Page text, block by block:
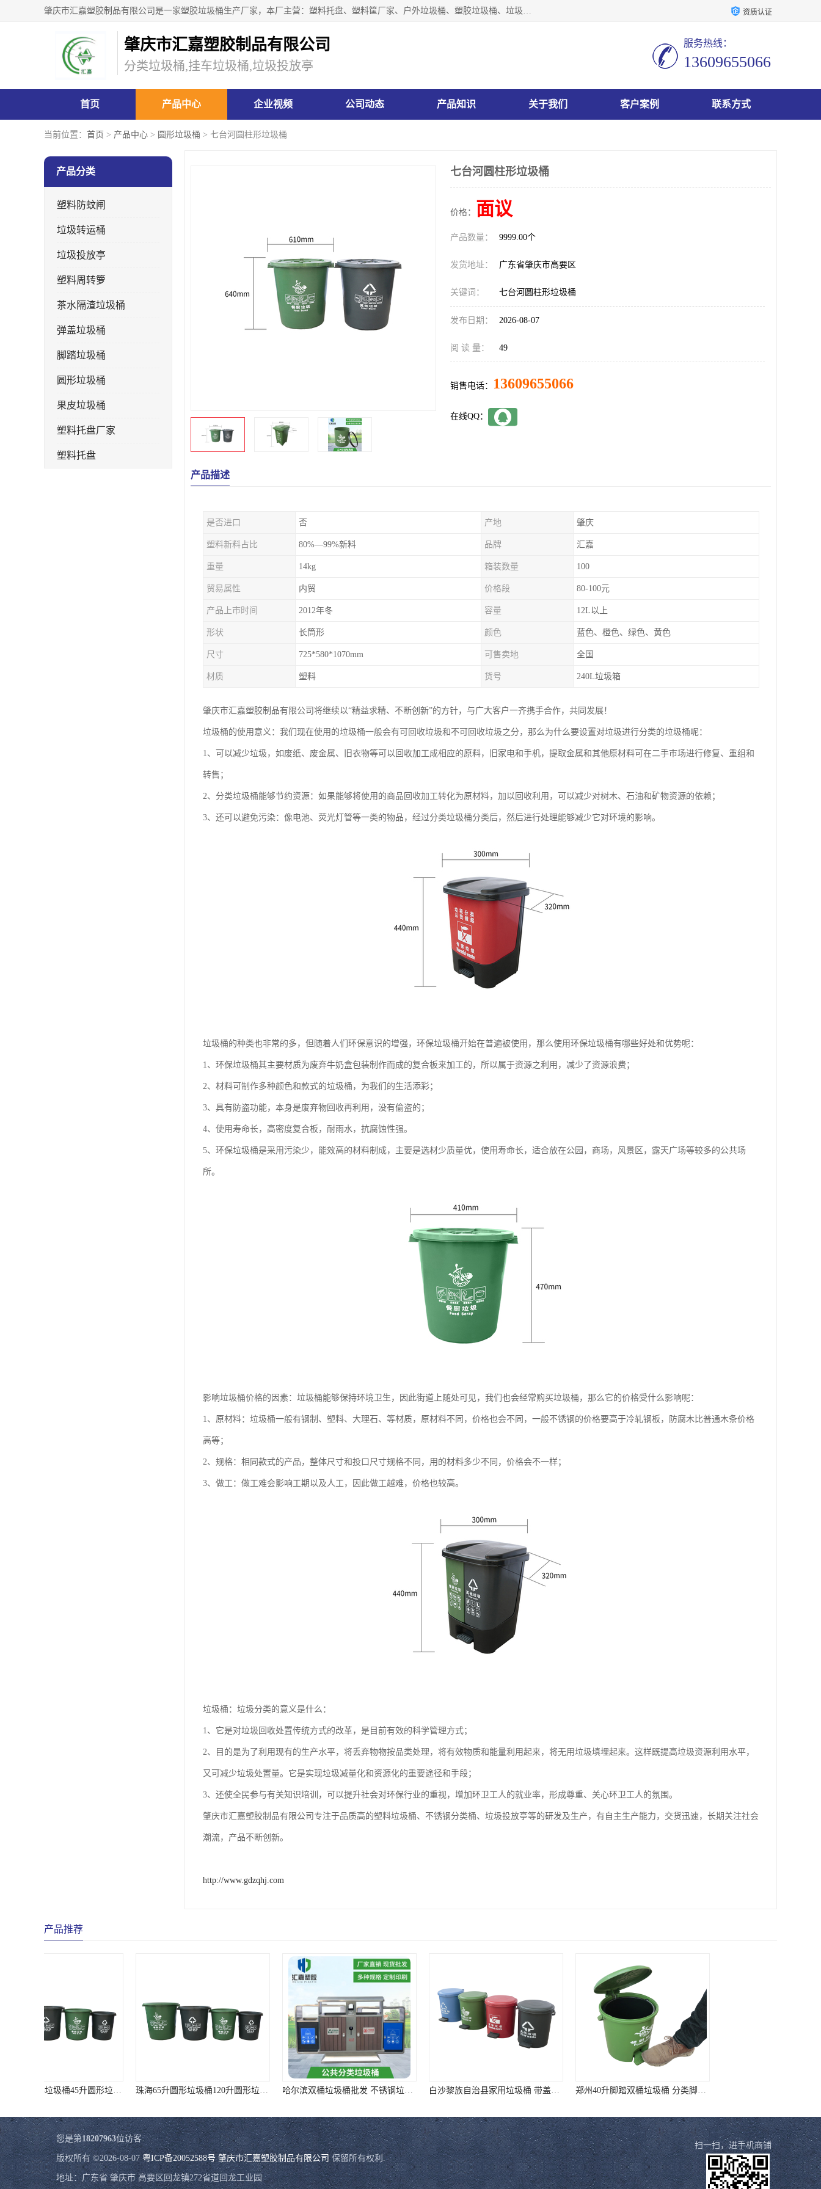
肇庆市汇嘉塑胶制品有限公司是一家塑胶垃圾桶生产厂家，本厂主营：塑料托盘、塑料筐厂家、户外垃圾桶、塑胶垃圾桶、垃圾桶等产品，深受广大客户的欢迎。公司拥有一支勇于、善于集思广益的生产队伍，实力雄厚的技术力量，一贯奉行“以人为本”的管理和服务理念。 资质认证
肇庆市汇嘉塑胶制品有限公司
分类垃圾桶,挂车垃圾桶,垃圾投放亭
服务热线：
13609655066
首页 产品中心 企业视频 公司动态 产品知识 关于我们 客户案例 联系方式
当前位置： 首页 > 产品中心 > 圆形垃圾桶 > 七台河圆柱形垃圾桶
产品分类
塑料防蚊闸
垃圾转运桶
垃圾投放亭
塑料周转箩
茶水隔渣垃圾桶
弹盖垃圾桶
脚踏垃圾桶
圆形垃圾桶
果皮垃圾桶
塑料托盘厂家
塑料托盘
七台河圆柱形垃圾桶
价格： 面议
产品数量： 9999.00个
发货地址： 广东省肇庆市高要区
关键词： 七台河圆柱形垃圾桶
发布日期： 2026-08-07
阅 读 量： 49
销售电话： 13609655066
在线QQ：
产品描述
是否进口 否 产地 肇庆
塑料新料占比 80%—99%新料 品牌 汇嘉
重量 14kg 箱装数量 100
贸易属性 内贸 价格段 80-100元
产品上市时间 2012年冬 容量 12L以上
形状 长筒形 颜色 蓝色、橙色、绿色、黄色
尺寸 725*580*1070mm 可售卖地 全国
材质 塑料 货号 240L垃圾箱
肇庆市汇嘉塑胶制品有限公司将继续以“精益求精、不断创新”的方针，与广大客户一齐携手合作，共同发展！
垃圾桶的使用意义：我们现在使用的垃圾桶一般会有可回收垃圾和不可回收垃圾之分，那么为什么要设置对垃圾进行分类的垃圾桶呢：
1、可以减少垃圾，如废纸、废金属、旧衣物等可以回收加工成相应的原料，旧家电和手机，提取金属和其他原材料可在二手市场进行修复、重组和
转售；
2、分类垃圾桶能够节约资源：如果能够将使用的商品回收加工转化为原材料，加以回收利用，可以减少对树木、石油和矿物资源的依赖；
3、还可以避免污染：像电池、荧光灯管等一类的物品，经过分类垃圾桶分类后，然后进行处理能够减少它对环境的影响。
垃圾桶的种类也非常的多，但随着人们环保意识的增强，环保垃圾桶开始在普遍被使用，那么使用环保垃圾桶有哪些好处和优势呢：
1、环保垃圾桶其主要材质为废弃牛奶盒包装制作而成的复合板来加工的，所以属于资源之利用，减少了资源浪费；
2、材料可制作多种颜色和款式的垃圾桶，为我们的生活添彩；
3、具有防盗功能，本身是废弃物回收再利用，没有偷盗的；
4、使用寿命长，高密度复合板，耐雨水，抗腐蚀性强。
5、环保垃圾桶是采用污染少，能效高的材料制成，主要是选材少质量优，使用寿命长，适合放在公园，商场，风景区，露天广场等较多的公共场
所。
影响垃圾桶价格的因素：垃圾桶能够保持环境卫生，因此街道上随处可见，我们也会经常购买垃圾桶，那么它的价格受什么影响呢：
1、原材料：垃圾桶一般有钢制、塑料、大理石、等材质，原材料不同，价格也会不同，一般不锈钢的价格要高于冷轧钢板，防腐木比普通木条价格
高等；
2、规格：相同款式的产品，整体尺寸和投口尺寸规格不同，用的材料多少不同，价格会不一样；
3、做工：做工难会影响工期以及人工，因此做工越难，价格也较高。
垃圾桶：垃圾分类的意义是什么：
1、它是对垃圾回收处置传统方式的改革，是目前有效的科学管理方式；
2、目的是为了利用现有的生产水平，将丢弃物物按品类处理，将有效物质和能量利用起来，将无用垃圾填埋起来。这样既提高垃圾资源利用水平，
又可减少垃圾处置量。它是实现垃圾减量化和资源化的重要途径和手段；
3、还使全民参与有关知识培训，可以提升社会对环保行业的重视，增加环卫工人的就业率，形成尊重、关心环卫工人的氛围。
肇庆市汇嘉塑胶制品有限公司专注于品质高的塑料垃圾桶、不锈钢分类桶、垃圾投放亭等的研发及生产，有自主生产能力，交货迅速，长期关注社会
潮流，产品不断创新。
http://www.gdzqhj.com
产品推荐
珠海65升圆形垃圾桶120升圆形垃圾桶 样式全质量好价格低 哈尔滨双桶垃圾桶批发 不锈钢垃圾分类箱 选 白沙黎族自治县家用垃圾桶 带盖脚踏垃圾桶 ①样式全②质量好③价格低 郑州40升脚踏双桶垃圾桶 分类脚踏垃圾桶 厂家直销 质量靠谱
您是第18207963位访客
版权所有 ©2026-08-07粤ICP备20052588号 肇庆市汇嘉塑胶制品有限公司 保留所有权利.
地址：广东省 肇庆市 高要区回龙镇272省道回龙工业园
扫一扫，进手机商铺